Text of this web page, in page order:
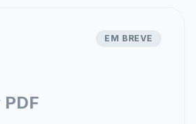
EM BREVE